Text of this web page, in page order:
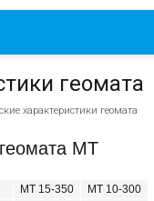
геомата
характеристики геомата
геомата МТ
МТ 15-350
МТ 10-300